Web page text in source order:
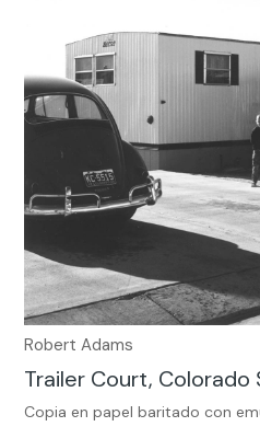
Robert Adams
Trailer Court, Colorado
Copia en papel baritado con